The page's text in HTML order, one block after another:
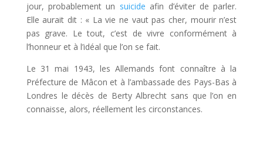
jour, probablement un suicide afin d’éviter de parler.
Elle aurait dit : « La vie ne vaut pas cher, mourir n’est
pas grave. Le tout, c’est de vivre conformément à
l’honneur et à l’idéal que l’on se fait.
Le 31 mai 1943, les Allemands font connaître à la
Préfecture de Mâcon et à l’ambassade des Pays-Bas à
Londres le décès de Berty Albrecht sans que l’on en
connaisse, alors, réellement les circonstances.